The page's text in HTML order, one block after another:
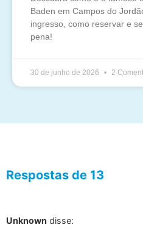
Baden em Campos do
ingresso, como reservar e
pena!
30 de junho de 2026 2
Respostas de 13
Unknown disse: